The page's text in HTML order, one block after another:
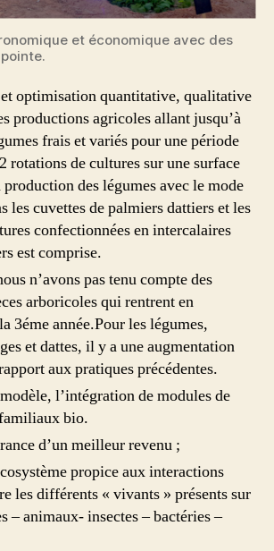
et économique avec des
optimisation quantitative, qualitative
productions agricoles allant jusqu’à
frais et variés pour une période
rotations de cultures sur une surface
des légumes avec le mode
les cuvettes de palmiers dattiers et les
confectionnées en intercalaires
est comprise.
n’avons pas tenu compte des
arboricoles qui rentrent en
3éme année.Pour les légumes,
et dattes, il y a une augmentation
aux pratiques précédentes.
l’intégration de modules de
bio.
d’un meilleur revenu ;
propice aux interactions
les différents « vivants » présents sur
– animaux- insectes – bactéries –